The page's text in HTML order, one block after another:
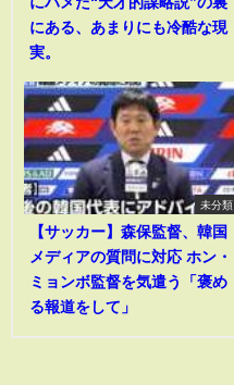
にある、あまりにも冷酷な現
実。
未分類
【サッカー】森保監督、韓国
メディアの質問に対応 ホン・
ミョンボ監督を気遣う「褒め
る報道をして」